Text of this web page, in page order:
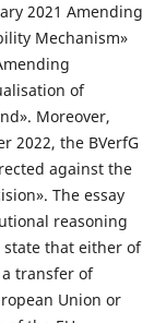
2021 Amending
Mechanism»
of
Moreover,
2022, the BVerfG
against the
The essay
reasoning
state that either of
transfer of
Union or